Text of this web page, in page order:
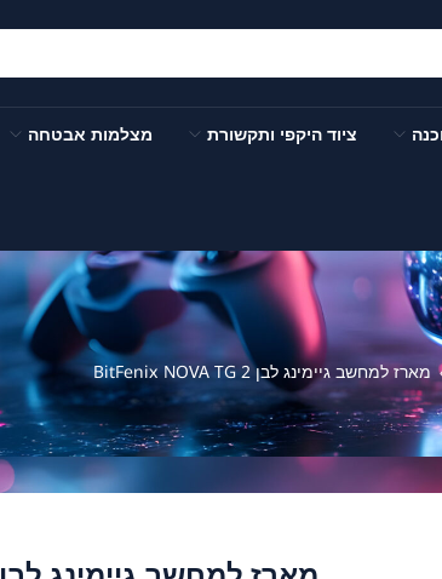
ציוד היקפי ותקשורת מצלמות אבטחה
מארז למחשב גיימינג לבן BitFenix NOVA TG 2